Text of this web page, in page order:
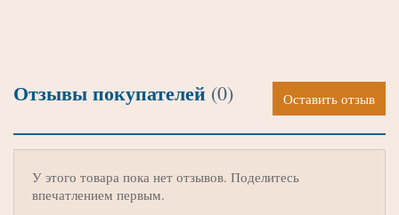
Отзывы покупателей (0) Оставить отзыв
У этого товара пока нет отзывов. Поделитесь
впечатлением первым.